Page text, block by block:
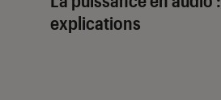
explications